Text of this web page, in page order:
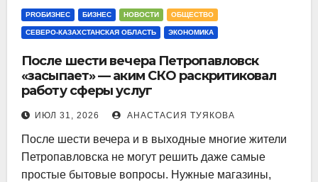
PROБИЗНЕС БИЗНЕС НОВОСТИ ОБЩЕСТВО
СЕВЕРО-КАЗАХСТАНСКАЯ ОБЛАСТЬ ЭКОНОМИКА
После шести вечера Петропавловск
«засыпает» — аким СКО раскритиковал
работу сферы услуг
ИЮЛ 31, 2026 АНАСТАСИЯ ТУЯКОВА
После шести вечера и в выходные многие жители
Петропавловска не могут решить даже самые
простые бытовые вопросы. Нужные магазины,